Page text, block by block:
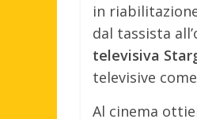
in
dal tassista
televisiva
televisive come
Al cinema